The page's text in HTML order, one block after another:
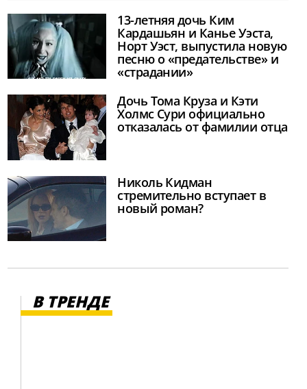
13-летняя дочь Ким
Кардашьян и Канье Уэста,
Норт Уэст, выпустила новую
песню о «предательстве» и
«страдании»
Дочь Тома Круза и Кэти
Холмс Сури официально
отказалась от фамилии отца
Николь Кидман
стремительно вступает в
новый роман?
В ТРЕНДЕ